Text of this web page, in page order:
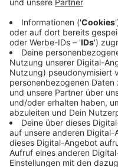
Topic erstmal gar nicht
aber nicht nur der Text
um die Worte. Die
ich bin stolz, dass ich
einen ganz
habe geben können.",
Album. Die Single "Like
Anzeige